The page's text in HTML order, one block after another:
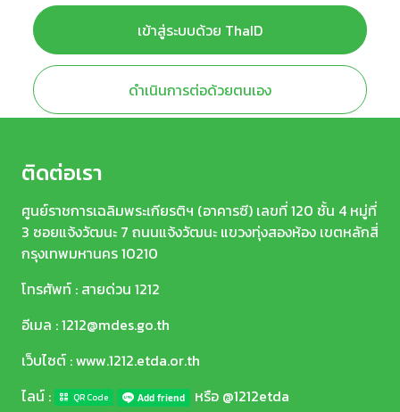
เข้าสู่ระบบด้วย ThaID
ดำเนินการต่อด้วยตนเอง
ติดต่อเรา
ศูนย์ราชการเฉลิมพระเกียรติฯ (อาคารซี) เลขที่ 120 ชั้น 4 หมู่ที่
3 ซอยแจ้งวัฒนะ 7 ถนนแจ้งวัฒนะ แขวงทุ่งสองห้อง เขตหลักสี่
กรุงเทพมหานคร 10210
โทรศัพท์ : สายด่วน 1212
อีเมล :1212@mdes.go.th
เว็บไซต์ :www.1212.etda.or.th
ไลน์ :
QR Code
หรือ @1212etda